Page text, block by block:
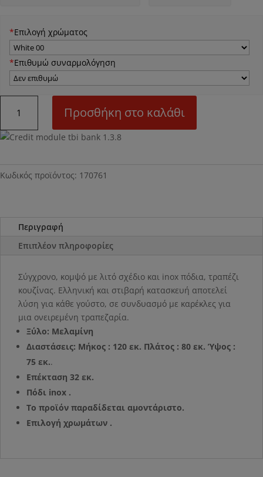
*Επιλογή χρώματος
*Επιθυμώ συναρμολόγηση
Τραπέζι
κουζίνας
ποσότητα
Προσθήκη στο καλάθι
Κωδικός προϊόντος: 170761
Περιγραφή
Επιπλέον πληροφορίες
Σύγχρονο, κομψό με λιτό σχέδιο και inox πόδια, τραπέζι
κουζίνας. Ελληνική και στιβαρή κατασκευή αποτελεί
λύση για κάθε γούστο, σε συνδυασμό με καρέκλες για
μια ονειρεμένη τραπεζαρία.
Ξύλο: Μελαμίνη
Διαστάσεις: Μήκος : 120 εκ. Πλάτος : 80 εκ. Ύψος :
75 εκ..
Επέκταση 32 εκ.
Πόδι inox .
Το προϊόν παραδίδεται αμοντάριστο.
Επιλογή χρωμάτων .